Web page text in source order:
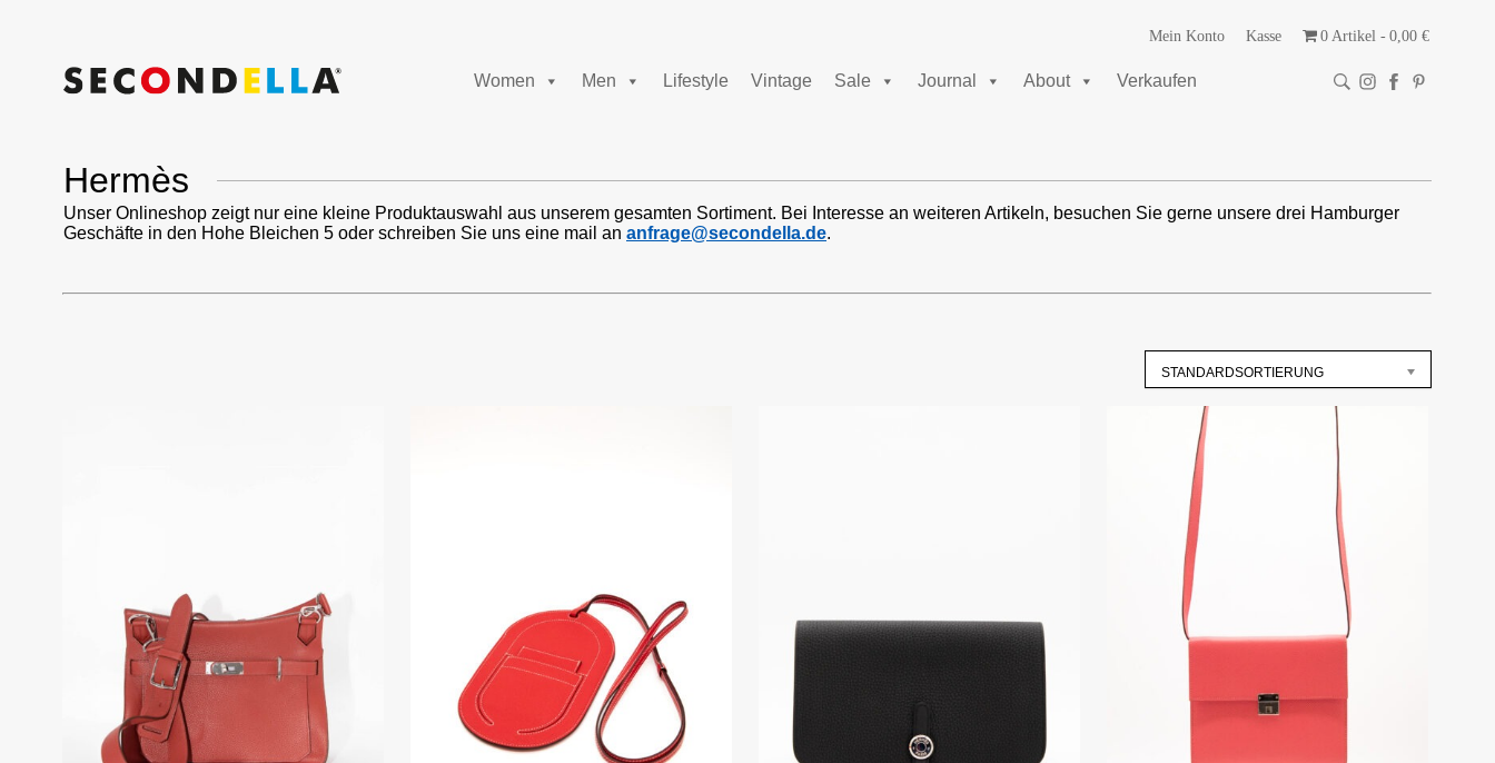
Mein Konto Kasse 0 Artikel 0,00 €
Women Men Lifestyle Vintage Sale Journal About Verkaufen
Hermès
Unser Onlineshop zeigt nur eine kleine Produktauswahl aus unserem gesamten Sortiment. Bei Interesse an weiteren Artikeln, besuchen Sie gerne unsere drei Hamburger
Geschäfte in den Hohe Bleichen 5 oder schreiben Sie uns eine mail an anfrage@secondella.de.
STANDARDSORTIERUNG